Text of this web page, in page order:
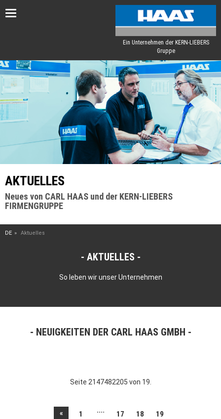
Toggle
Ein Unternehmen der KERN-LIEBERS
Gruppe
AKTUELLES
Neues von CARL HAAS und der KERN-LIEBERS
FIRMENGRUPPE
DE Aktuelles
AKTUELLES
So leben wir unser Unternehmen
NEUIGKEITEN DER CARL HAAS GMBH
Seite 2147482205 von 19.
« 1 .... 17 18 19